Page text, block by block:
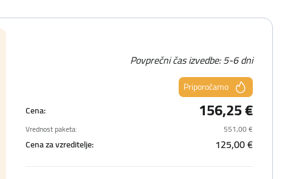
Povprečni čas izvedbe: 5-6 dni
Priporočamo
Cena:
156,25 €
Vrednost paketa: 551,00 €
Cena za vzreditelje: 125,00 €